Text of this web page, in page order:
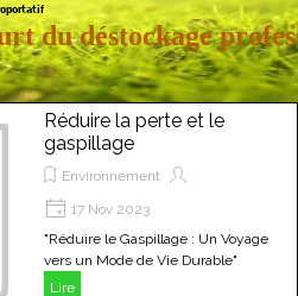
du déstockage
Réduire la perte et le
gaspillage
Environnement
17 Nov 2023
"Réduire le Gaspillage : Un Voyage
vers un Mode de Vie Durable"
Lire